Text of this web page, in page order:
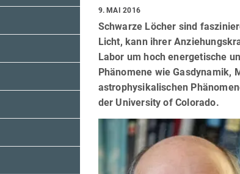
9. MAI 2016
Schwarze Löcher sind
Licht, kann ihrer
Labor um hoch energetische
Phänomene wie Gasdynamik,
astrophysikalischen
der University of Colorado.